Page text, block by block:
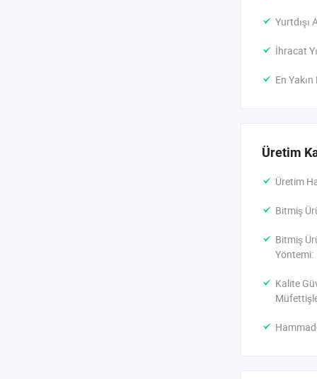
Yurtdışı
İhracat
En
Üretim
Üretim
Bitmiş
Bitmiş
Yöntemi:
Kalite